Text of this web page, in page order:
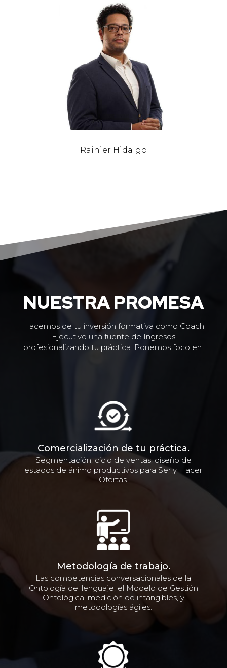
Rainier Hidalgo
NUESTRA PROMESA
Hacemos de tu inversión formativa como Coach
Ejecutivo una fuente de Ingresos
profesionalizando tu práctica. Ponemos foco en:
Comercialización de tu práctica.
Segmentación, ciclo de ventas, diseño de
estados de ánimo productivos para Ser y Hacer
Ofertas.
Metodología de trabajo.
Las competencias conversacionales de la
Ontología del lenguaje, el Modelo de Gestión
Ontológica, medición de intangibles, y
metodologías ágiles.